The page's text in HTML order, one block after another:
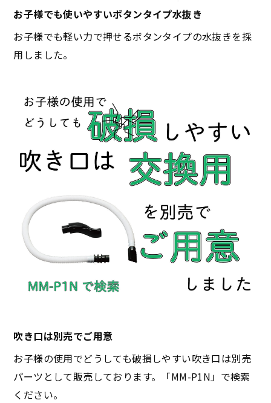
お子様でも使いやすいボタンタイプ水抜き
お子様でも軽い力で押せるボタンタイプの水抜きを採
用しました。
吹き口は別売でご用意
お子様の使用でどうしても破損しやすい吹き口は別売
パーツとして販売しております。「MM-P1N」で検索
ください。